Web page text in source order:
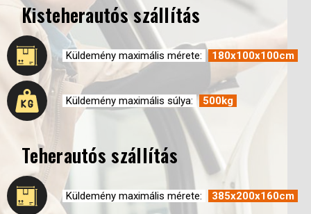
Kisteherautós szállítás
Küldemény maximális mérete: 180x100x100cm
Küldemény maximális súlya: 500kg
Teherautós szállítás
Küldemény maximális mérete: 385x200x160cm